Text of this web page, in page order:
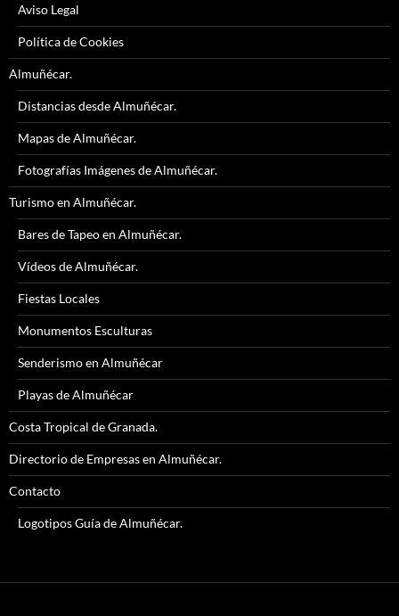
Aviso Legal
Política de Cookies
Almuñécar.
Distancias desde Almuñécar.
Mapas de Almuñécar.
Fotografías Imágenes de Almuñécar.
Turismo en Almuñécar.
Bares de Tapeo en Almuñécar.
Vídeos de Almuñécar.
Fiestas Locales
Monumentos Esculturas
Senderismo en Almuñécar
Playas de Almuñécar
Costa Tropical de Granada.
Directorio de Empresas en Almuñécar.
Contacto
Logotipos Guía de Almuñécar.